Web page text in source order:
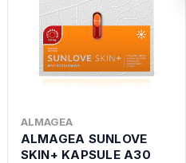
ALMAGEA
ALMAGEA SUNLOVE
SKIN+ KAPSULE A30